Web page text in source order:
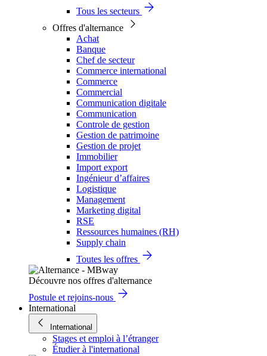
Tous les secteurs
Offres d'alternance
Achat
Banque
Chef de secteur
Commerce international
Commerce
Commercial
Communication digitale
Communication
Controle de gestion
Gestion de patrimoine
Gestion de projet
Immobilier
Import export
Ingénieur d’affaires
Logistique
Management
Marketing digital
RSE
Ressources humaines (RH)
Supply chain
Toutes les offres
Découvre nos offres d'alternance
Postule et rejoins-nous
International
International
Stages et emploi à l’étranger
Étudier à l'international